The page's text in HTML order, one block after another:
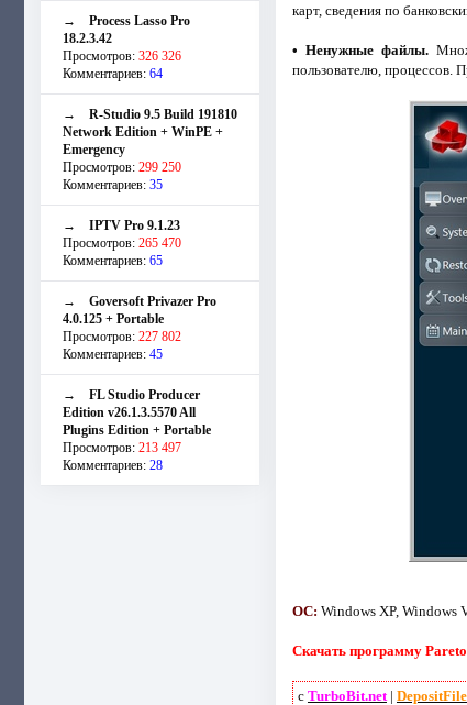
→ Process Lasso Pro
18.2.3.42
Просмотров: 326 326
Комментариев: 64
→ R-Studio 9.5 Build 191810
Network Edition + WinPE +
Emergency
Просмотров: 299 250
Комментариев: 35
→ IPTV Pro 9.1.23
Просмотров: 265 470
Комментариев: 65
→ Goversoft Privazer Pro
4.0.125 + Portable
Просмотров: 227 802
Комментариев: 45
→ FL Studio Producer
Edition v26.1.3.5570 All
Plugins Edition + Portable
Просмотров: 213 497
Комментариев: 28
карт, сведения по
• Ненужные файлы.
пользователю, процессов.
ОС: Windows XP, Windows
Скачать программу
с TurboBit.net|